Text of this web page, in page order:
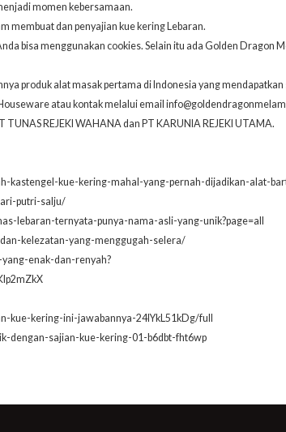
momen kebersamaan.
membuat dan penyajian kue kering Lebaran.
bisa menggunakan cookies. Selain itu ada Golden Dragon
produk alat masak pertama di Indonesia yang mendapatkan
atau kontak melalui email
REJEKI WAHANA dan PT KARUNIA REJEKI UTAMA.
kue-kering-mahal-yang-pernah-dijadikan-alat-
putri-salju/
lebaran-ternyata-punya-nama-asli-yang-unik?page=all
kelezatan-yang-menggugah-selera/
enak-dan-renyah?
kue-kering-ini-jawabannya-24lYkL51kDg/full
dengan-sajian-kue-kering-01-b6dbt-fht6wp